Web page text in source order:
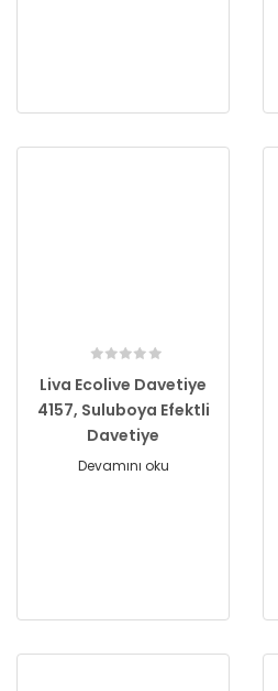
Liva Ecolive Davetiye
4157, Suluboya Efektli
Davetiye
Devamını oku